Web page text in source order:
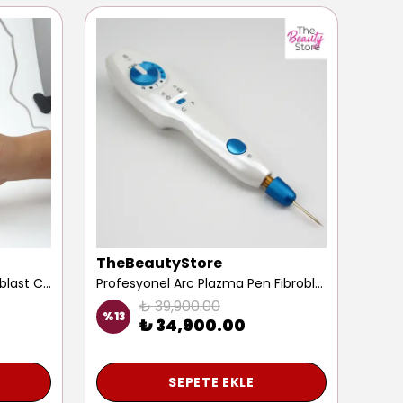
Yeni Soğuk Plazma Pen Fibroblast Cihazı Göz Kapağı Kaldırma Ben İz Kırışıklık Leke Giderme Aleti
TheBeautyStore
Profesyonel Arc Plazma Pen Fibroblast Cihazı Ben Siğil Leke Iz Çatlak Alma Silme Plamere Aleti
%13 ₺ 39,900.00
₺ 34,900.00
SEPETE EKLE